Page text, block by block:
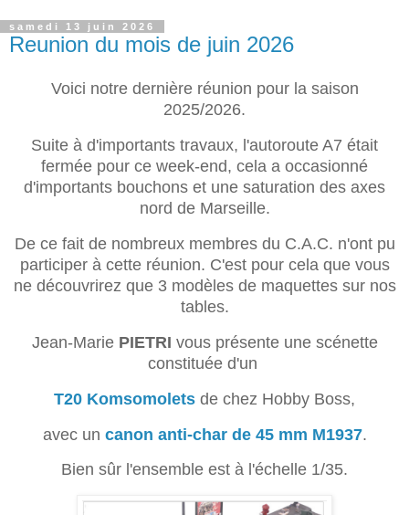
samedi 13 juin 2026
Reunion du mois de juin 2026
Voici notre dernière réunion pour la saison
2025/2026.
Suite à d'importants travaux, l'autoroute A7 était
fermée pour ce week-end, cela a occasionné
d'importants bouchons et une saturation des axes
nord de Marseille.
De ce fait de nombreux membres du C.A.C. n'ont pu
participer à cette réunion. C'est pour cela que vous
ne découvrirez que 3 modèles de maquettes sur nos
tables.
Jean-Marie PIETRI vous présente une scénette
constituée d'un
T20 Komsomolets de chez Hobby Boss,
avec un canon anti-char de 45 mm M1937.
Bien sûr l'ensemble est à l'échelle 1/35.